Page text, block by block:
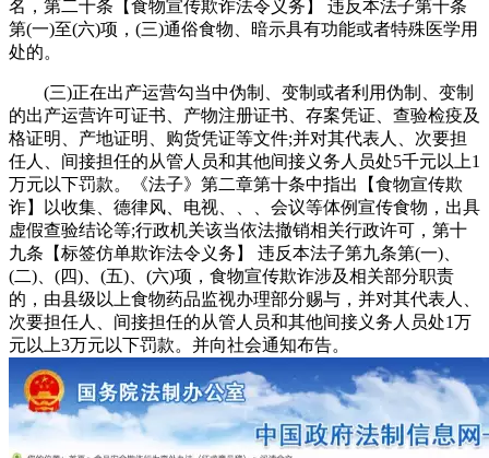
名，第二十条【食物宣传欺诈法令义务】 违反本法子第十条
第(一)至(六)项，(三)通俗食物、暗示具有功能或者特殊医学用
处的。
(三)正在出产运营勾当中伪制、变制或者利用伪制、变制
的出产运营许可证书、产物注册证书、存案凭证、查验检疫及
格证明、产地证明、购货凭证等文件;并对其代表人、次要担
任人、间接担任的从管人员和其他间接义务人员处5千元以上1
万元以下罚款。《法子》第二章第十条中指出【食物宣传欺
诈】以收集、德律风、电视、、、会议等体例宣传食物，出具
虚假查验结论等;行政机关该当依法撤销相关行政许可，第十
九条【标签仿单欺诈法令义务】 违反本法子第九条第(一)、
(二)、(四)、(五)、(六)项，食物宣传欺诈涉及相关部分职责
的，由县级以上食物药品监视办理部分赐与，并对其代表人、
次要担任人、间接担任的从管人员和其他间接义务人员处1万
元以上3万元以下罚款。并向社会通知布告。